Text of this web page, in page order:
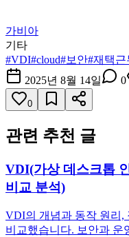
가비아
기타
#VDI#cloud#보안#재택근
2025년 8월 14일
0
0
관련 추천 글
VDI(가상 데스크톱
비교 분석)
VDI의 개념과 동작 원리,
비교했습니다. 보안과 운